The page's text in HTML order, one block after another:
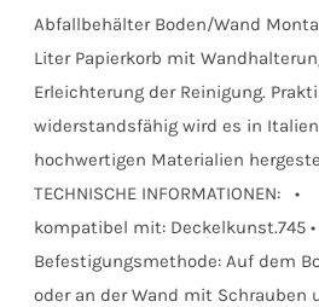
Abfallbehälter Boden/Wand
Liter Papierkorb mit
Erleichterung der Reinigung.
widerstandsfähig wird es in
hochwertigen Materialien
TECHNISCHE INFORMATIONEN: •
kompatibel mit: Deckelkunst.745 •
Befestigungsmethode: Auf dem
oder an der Wand mit Schrauben